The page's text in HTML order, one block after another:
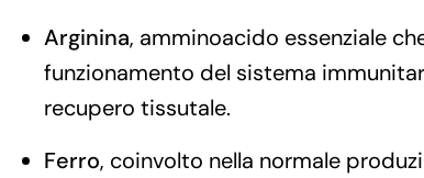
Arginina, amminoacido essenziale
funzionamento del sistema
recupero tissutale.
Ferro, coinvolto nella normale